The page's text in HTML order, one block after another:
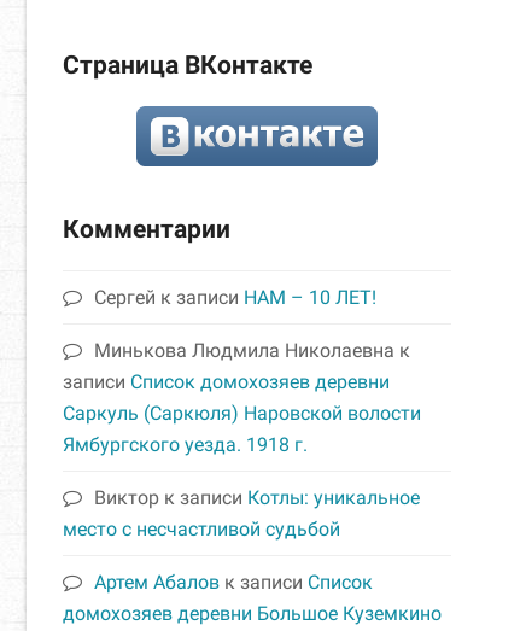
Страница ВКонтакте
Комментарии
Сергей к записи НАМ – 10 ЛЕТ!
Минькова Людмила Николаевна к
записи Список домохозяев деревни
Саркуль (Саркюля) Наровской волости
Ямбургского уезда. 1918 г.
Виктор к записи Котлы: уникальное
место с несчастливой судьбой
Артем Абалов к записи Список
домохозяев деревни Большое Куземкино